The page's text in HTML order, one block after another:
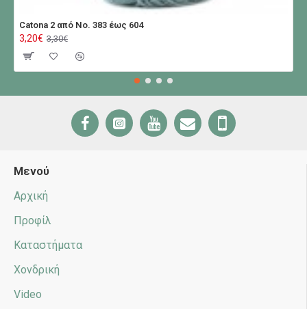
Catona 2 από No. 383 έως 604
3,20€ 3,30€
Μενού
Αρχική
Προφίλ
Καταστήματα
Χονδρική
Video